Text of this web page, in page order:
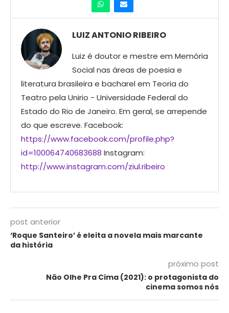
LUIZ ANTONIO RIBEIRO
Luiz é doutor e mestre em Memória
Social nas áreas de poesia e
literatura brasileira e bacharel em Teoria do
Teatro pela Unirio - Universidade Federal do
Estado do Rio de Janeiro. Em geral, se arrepende
do que escreve. Facebook:
https://www.facebook.com/profile.php?
id=100064740683688 Instagram:
http://www.instagram.com/ziul.ribeiro
post anterior
‘Roque Santeiro’ é eleita a novela mais marcante
da história
próximo post
Não Olhe Pra Cima (2021): o protagonista do
cinema somos nós